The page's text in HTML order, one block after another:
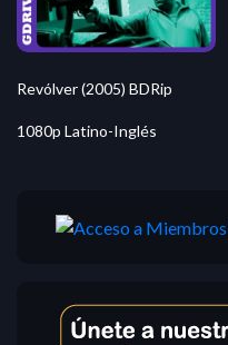
Revólver (2005) BDRip
1080p Latino-Inglés